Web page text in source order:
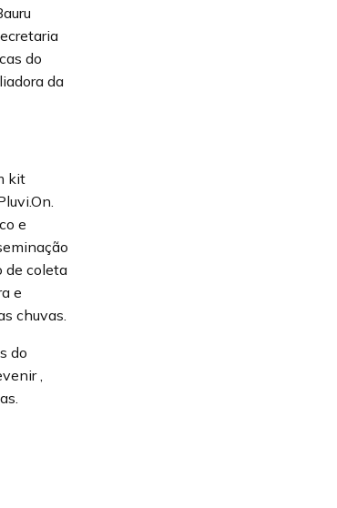
do
da
kit
e
de coleta
e
chuvas.
do
,